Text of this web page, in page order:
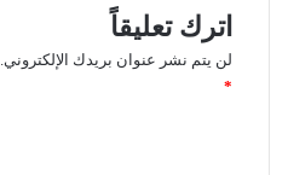
اترك تعليقاً
لن يتم نشر عنوان بريدك الإلكتروني.
*